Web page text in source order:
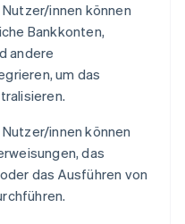
Nutzer/innen können
Bankkonten,
andere
um das
Nutzer/innen können
das
das Ausführen von